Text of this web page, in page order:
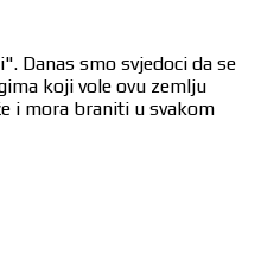
Danas smo svjedoci da se
koji vole ovu zemlju
i mora braniti u svakom